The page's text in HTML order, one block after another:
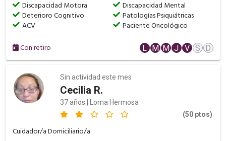
Discapacidad Motora
Discapacidad Mental
Deterioro Cognitivo
Patologías Psiquiátricas
ACV
Paciente Oncológico
Con retiro L M M J V S D
Sin actividad este mes
Cecilia R.
37 años | Loma Hermosa
(50 ptos)
Cuidador/a Domiciliario/a.